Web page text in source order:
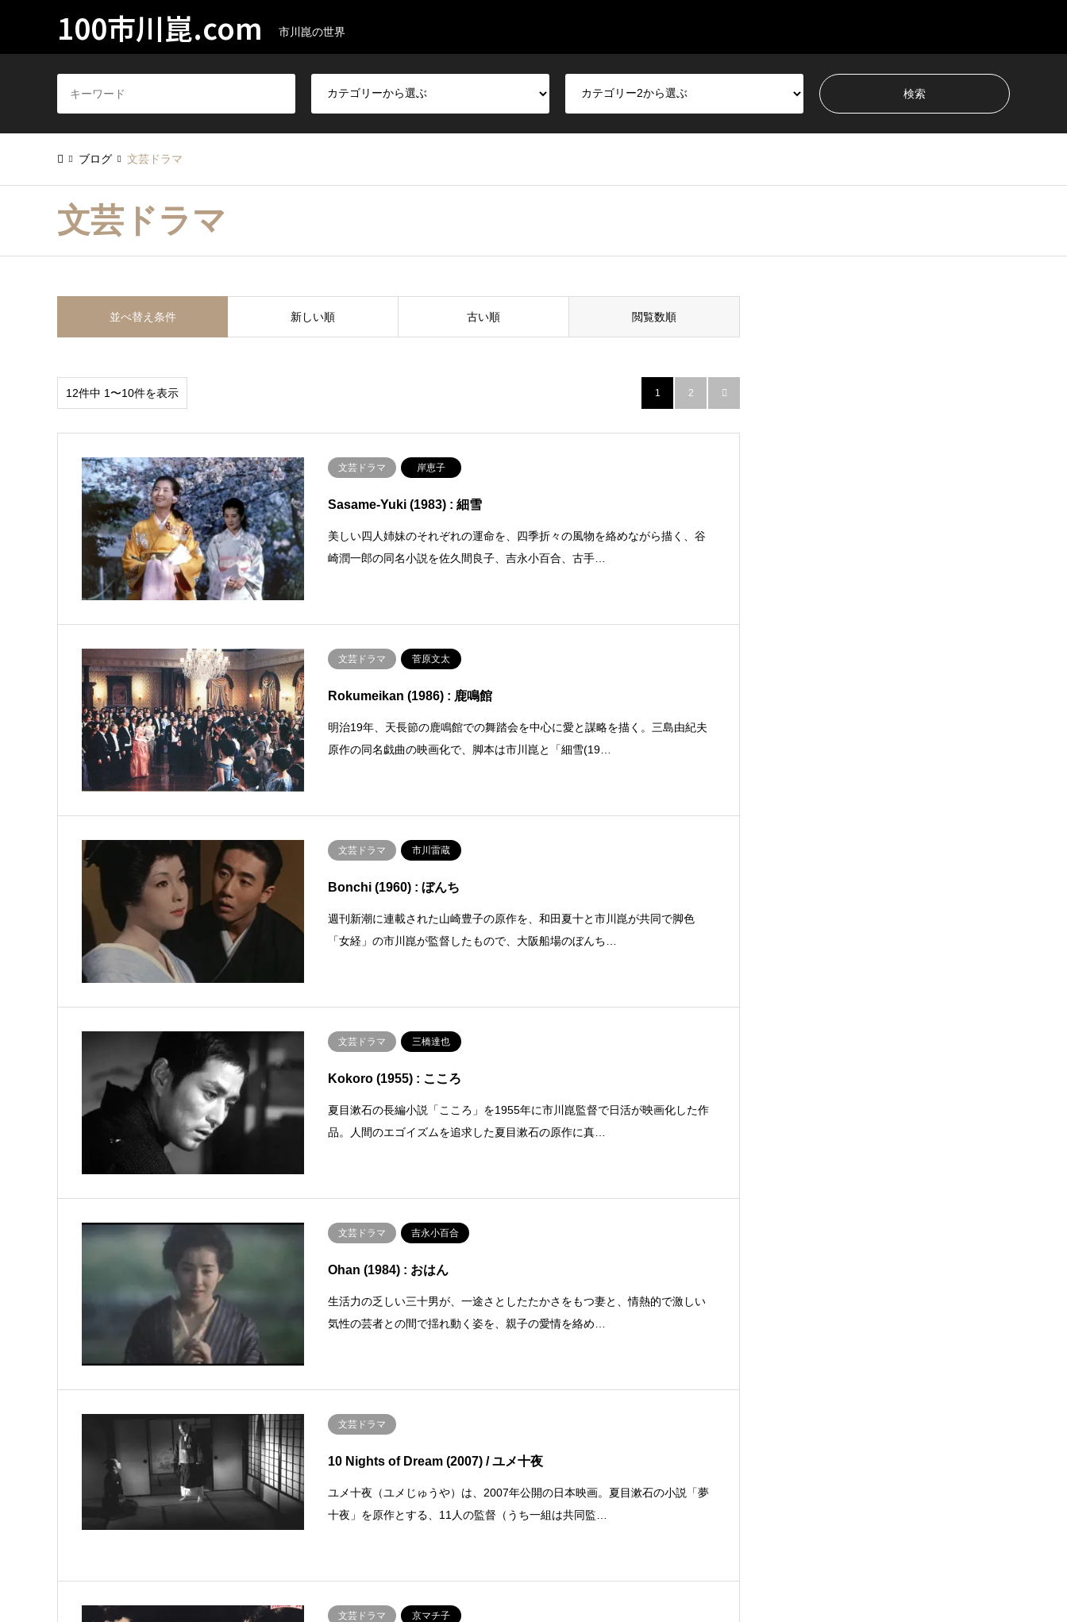
100市川崑.com 市川崑の世界
ブログ 文芸ドラマ
文芸ドラマ
並べ替え条件 新しい順 古い順 閲覧数順
12件中 1〜10件を表示 1 2 
文芸ドラマ 岸恵子
Sasame-Yuki (1983) : 細雪
美しい四人姉妹のそれぞれの運命を、四季折々の風物を絡めながら描く、谷
崎潤一郎の同名小説を佐久間良子、吉永小百合、古手…
文芸ドラマ 菅原文太
Rokumeikan (1986) : 鹿鳴館
明治19年、天長節の鹿鳴館での舞踏会を中心に愛と謀略を描く。三島由紀夫
原作の同名戯曲の映画化で、脚本は市川崑と「細雪(19…
文芸ドラマ 市川雷蔵
Bonchi (1960) : ぼんち
週刊新潮に連載された山崎豊子の原作を、和田夏十と市川崑が共同で脚色
「女経」の市川崑が監督したもので、大阪船場のぼんち…
文芸ドラマ 三橋達也
Kokoro (1955) : こころ
夏目漱石の長編小説「こころ」を1955年に市川崑監督で日活が映画化した作
品。人間のエゴイズムを追求した夏目漱石の原作に真…
文芸ドラマ 吉永小百合
Ohan (1984) : おはん
生活力の乏しい三十男が、一途さとしたたかさをもつ妻と、情熱的で激しい
気性の芸者との間で揺れ動く姿を、親子の愛情を絡め…
文芸ドラマ
10 Nights of Dream (2007) / ユメ十夜
ユメ十夜（ユメじゅうや）は、2007年公開の日本映画。夏目漱石の小説「夢
十夜」を原作とする、11人の監督（うち一組は共同監…
文芸ドラマ 京マチ子